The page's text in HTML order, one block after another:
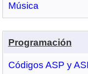
Música
Programación
Códigos ASP y